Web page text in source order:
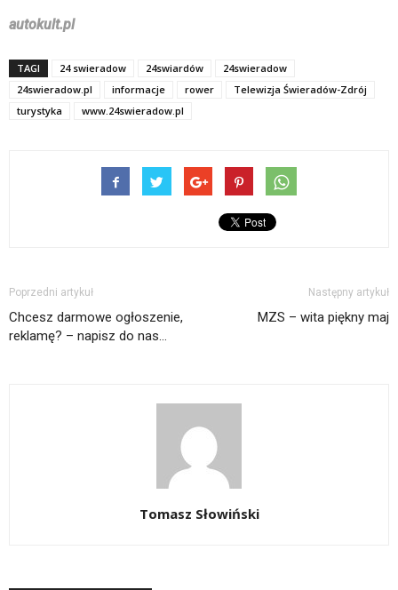
autokult.pl
TAGI 24 swieradow 24swiardów
24swieradow
24swieradow.pl
informacje rower
Telewizja Świeradów-Zdrój
turystyka
www.24swieradow.pl
Poprzedni artykuł
Chcesz darmowe ogłoszenie,
reklamę? – napisz do nas…
Następny artykuł
MZS – wita piękny maj
Tomasz Słowiński